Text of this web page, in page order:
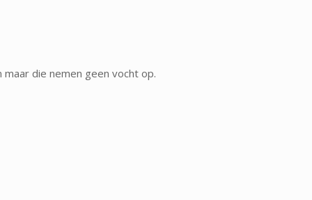
die nemen geen vocht op.